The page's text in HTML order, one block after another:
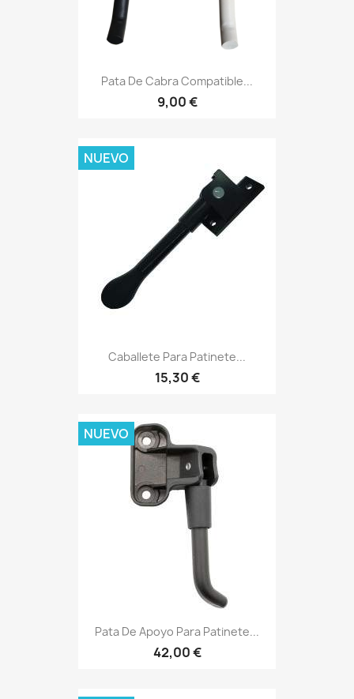
Pata De Cabra Compatible...
9,00 €
Caballete Para Patinete...
15,30 €
NUEVO
Pata De Apoyo Para Patinete...
42,00 €
NUEVO